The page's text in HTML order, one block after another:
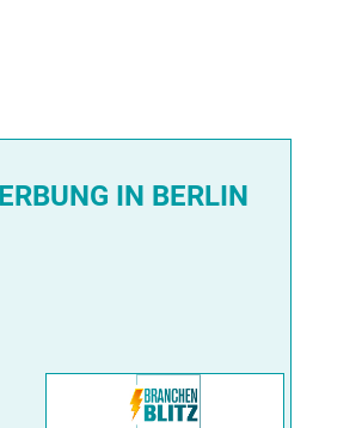
IN BERLIN